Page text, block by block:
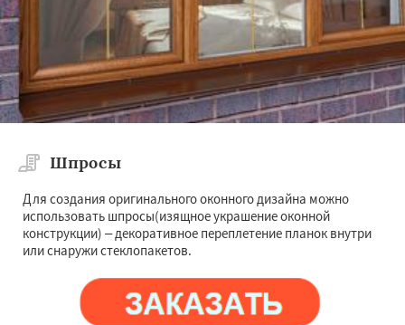
Шпросы
Для создания оригинального оконного дизайна можно
использовать шпросы(изящное украшение оконной
конструкции) – декоративное переплетение планок внутри
или снаружи стеклопакетов.